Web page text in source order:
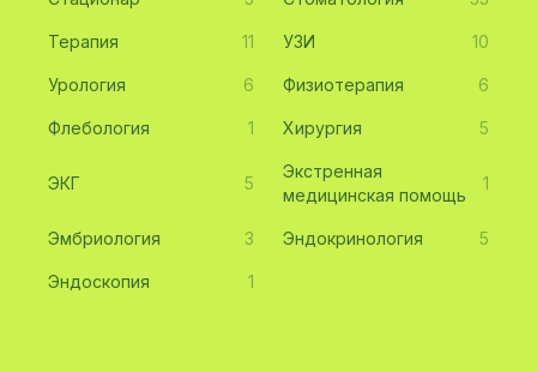
Терапия 11 УЗИ 10
Урология 6 Физиотерапия 6
Флебология 1 Хирургия 5
ЭКГ 5
Экстренная
медицинская помощь
1
Эмбриология 3 Эндокринология 5
Эндоскопия 1